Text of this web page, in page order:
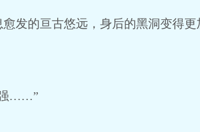
的亘古悠远，身后的黑洞变得更
……”